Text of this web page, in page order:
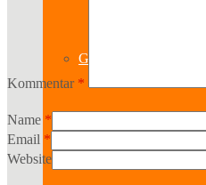
Geschichte
Kommentar *
Name *
Email *
Website